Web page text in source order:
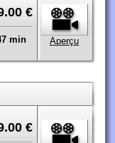
€
min Aperçu
€